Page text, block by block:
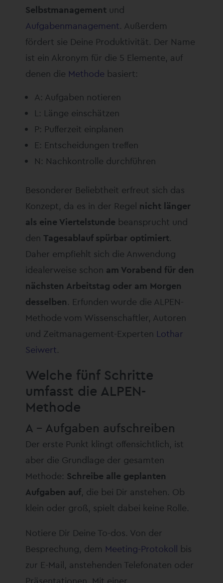
Selbstmanagement und
Aufgabenmanagement. Außerdem
fördert sie Deine Produktivität. Der Name
ist ein Akronym für die 5 Elemente, auf
denen die Methode basiert:
A: Aufgaben notieren
L: Länge einschätzen
P: Pufferzeit einplanen
E: Entscheidungen treffen
N: Nachkontrolle durchführen
Besonderer Beliebtheit erfreut sich das
Konzept, da es in der Regel nicht länger
als eine Viertelstunde beansprucht und
denTagesablauf spürbar optimiert.
Daher empfiehlt sich die Anwendung
idealerweise schon am Vorabend für den
nächsten Arbeitstag oder am Morgen
desselben. Erfunden wurde die ALPEN-
Methode vom Wissenschaftler, Autoren
und Zeitmanagement-Experten Lothar
Seiwert.
Welche fünf Schritte
umfasst die ALPEN-
Methode
A – Aufgaben aufschreiben
Der erste Punkt klingt offensichtlich, ist
aber die Grundlage der gesamten
Methode: Schreibe alle geplanten
Aufgaben auf, die bei Dir anstehen. Ob
klein oder groß, spielt dabei keine Rolle.
Notiere Dir Deine To-dos. Von der
Besprechung, dem Meeting-Protokoll bis
zur E-Mail, anstehenden Telefonaten oder